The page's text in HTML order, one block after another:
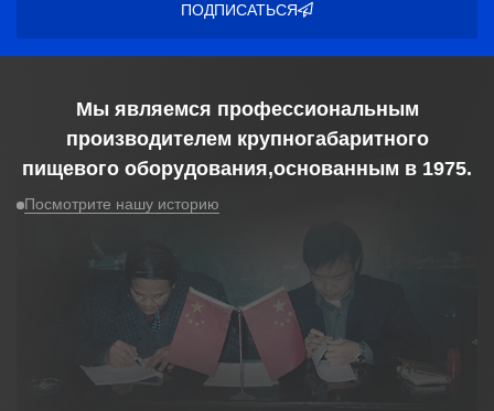
ПОДПИСАТЬСЯ
Мы являемся профессиональным
производителем крупногабаритного
пищевого оборудования,основанным в 1975.
Посмотрите нашу историю